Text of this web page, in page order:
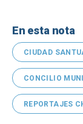
En esta nota
CIUDAD
CONCILIO
REPORTAJES